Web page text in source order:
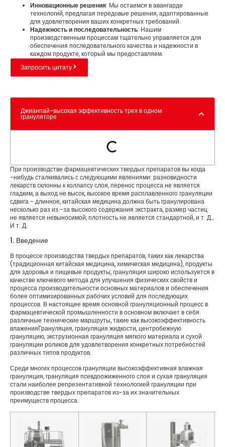
Инновационные решения: Мы остаемся в авангарде
технологий, предлагая передовые решения, адаптированные
для удовлетворения ваших конкретных требований.
Надежность и последовательность: Нашим
производственным процессам тщательно управляется для
обеспечения последовательного качества и надежности в
каждом продукте, который мы предоставляем.
Запросить цитату
Джианпай-высокая эффективность трех в одном
грануляторе
При производстве фармацевтических твердых препаратов вы когда
-нибудь сталкивались с следующими явлениями: разновидности
лекарств склонны к коллапсу слоя, перенос процесса не является
гладким, а выход не высок, высокое время расплавленного грануляции
сдвига - длинное, китайская медицина должна быть гранулирована
несколько раз из -за высокого содержания экстракта, размер частиц
не является невыносимой, плотность не является стандартной, и т. Д.,
И т. Д.
1. Введение
В процессе производства твердых препаратов, таких как лекарства
(традиционная китайская медицина, химическая медицина), продукты
для здоровья и пищевые продукты, грануляция широко используется в
качестве ключевого метода для улучшения физических свойств и
процесса производительности основных материалов и обеспечения
более оптимизированных рабочих условий для последующих
процессов. В настоящее время основной грануляционный процесс в
фармацевтической промышленности в основном включает в себя
различные технические маршруты, такие как высокоэффективность
влаженияГрануляция, грануляция жидкости, центробежную
грануляцию, экструзионная грануляция мягкого материала и сухой
грануляции роликов для удовлетворения конкретных потребностей
различных типов продуктов.
Среди многих процессов грануляции высокоэффективная влажная
грануляция, грануляция псевдоожиженного слоя и сухая грануляция
стали наиболее репрезентативной технологией грануляции при
производстве твердых препаратов из-за их значительных
преимуществ процесса.